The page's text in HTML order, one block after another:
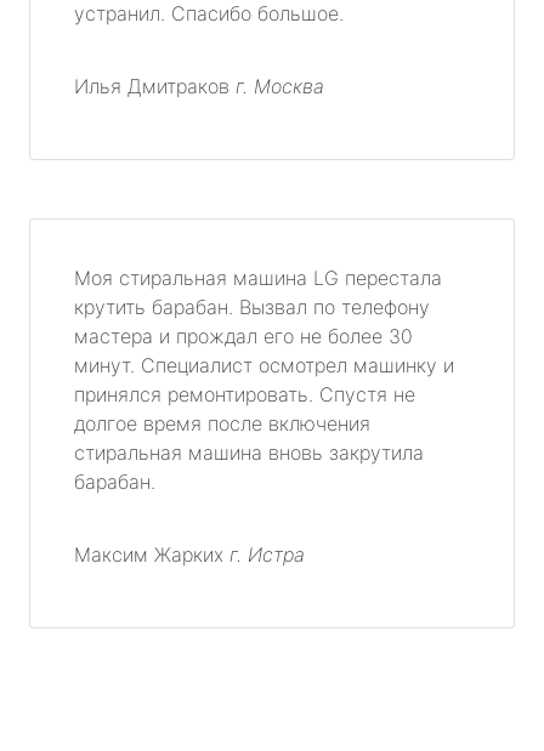
устранил. Спасибо большое.
Илья Дмитраков г. Москва
Моя стиральная машина LG перестала
крутить барабан. Вызвал по телефону
мастера и прождал его не более 30
минут. Специалист осмотрел машинку и
принялся ремонтировать. Спустя не
долгое время после включения
стиральная машина вновь закрутила
барабан.
Максим Жарких г. Истра